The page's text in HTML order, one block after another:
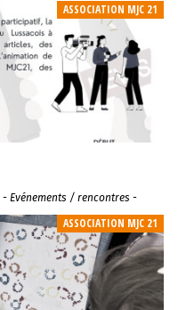
ASSOCIATION MJC 21
- Evénements / rencontres -
ASSOCIATION MJC 21